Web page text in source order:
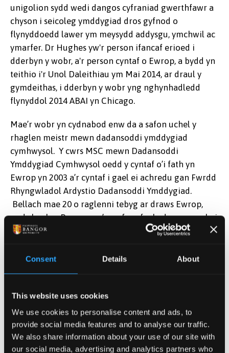
Consent Details About
This website uses cookies
We use cookies to personalise content and ads, to
provide social media features and to analyse our traffic.
We also share information about your use of our site with
our social media, advertising and analytics partners who
unigolion sydd wedi dangos cyfraniad gwerthfawr a
chyson i seicoleg ymddygiad dros gyfnod o
flynyddoedd lawer ym meysydd addysgu, ymchwil ac
ymarfer. Dr Hughes yw'r person ifancaf erioed i
dderbyn y wobr, a'r person cyntaf o Ewrop, a bydd yn
teithio i'r Unol Daleithiau ym Mai 2014, ar draul y
gymdeithas, i dderbyn y wobr yng nghynhadledd
flynyddol 2014 ABAI yn Chicago.
Mae’r wobr yn cydnabod enw da a safon uchel y
rhaglen meistr mewn dadansoddi ymddygiad
cymhwysol. Y cwrs MSC mewn Dadansoddi
Ymddygiad Cymhwysol oedd y cyntaf o’i fath yn
Ewrop yn 2003 a’r cyntaf i gael ei achredu gan Fwrdd
Rhyngwladol Ardystio Dadansoddi Ymddygiad.
Bellach mae 20 o raglenni tebyg ar draws Ewrop,
ond rhaglen Bangor yw’r un fwyaf o hyd, ac yn cael ei
dilyn gan dros 100 o fyfyrwyr ôl-radd ar hyn o bryd. Y
Canolfan Newid Ymddygiad Cymru.
tystiolaeth o helpu pobl mewn amrywiaeth o gyd-
destunau, er enghraifft, plant ag anghenion dysgu
ychwanegol, awtistiaeth, mewn addysg prif ffrwd a
lleoliadau addysg arbennig, byd busnes, ymddygiad
diogelwch, ymysg eraill. Mae dros 400 o fyfyrwyr a